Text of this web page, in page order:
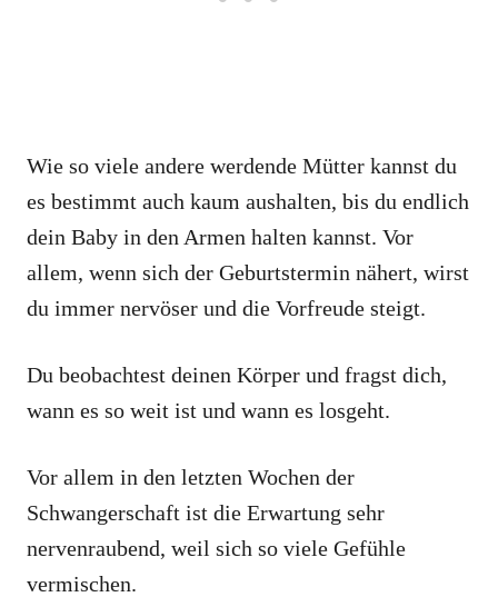
Wie so viele andere werdende Mütter kannst du
es bestimmt auch kaum aushalten, bis du endlich
dein Baby in den Armen halten kannst. Vor
allem, wenn sich der Geburtstermin nähert, wirst
du immer nervöser und die Vorfreude steigt.
Du beobachtest deinen Körper und fragst dich,
wann es so weit ist und wann es losgeht.
Vor allem in den letzten Wochen der
Schwangerschaft ist die Erwartung sehr
nervenraubend, weil sich so viele Gefühle
vermischen.